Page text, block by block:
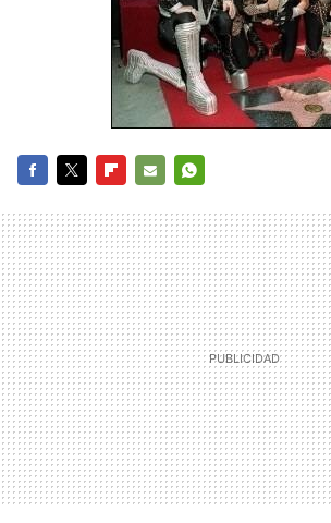
MAIL